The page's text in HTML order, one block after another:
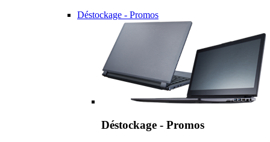
Déstockage - Promos
Déstockage - Promos